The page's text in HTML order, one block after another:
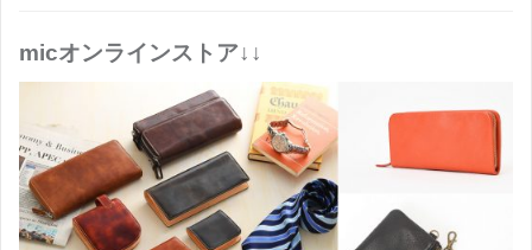
micオンラインストア↓↓